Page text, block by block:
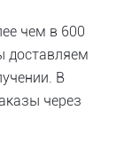
чем в 600
доставляем
В
через